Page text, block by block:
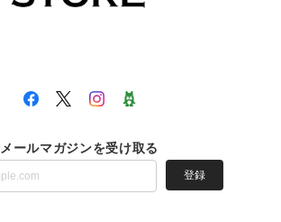
メールマガジンを受け取る
登録